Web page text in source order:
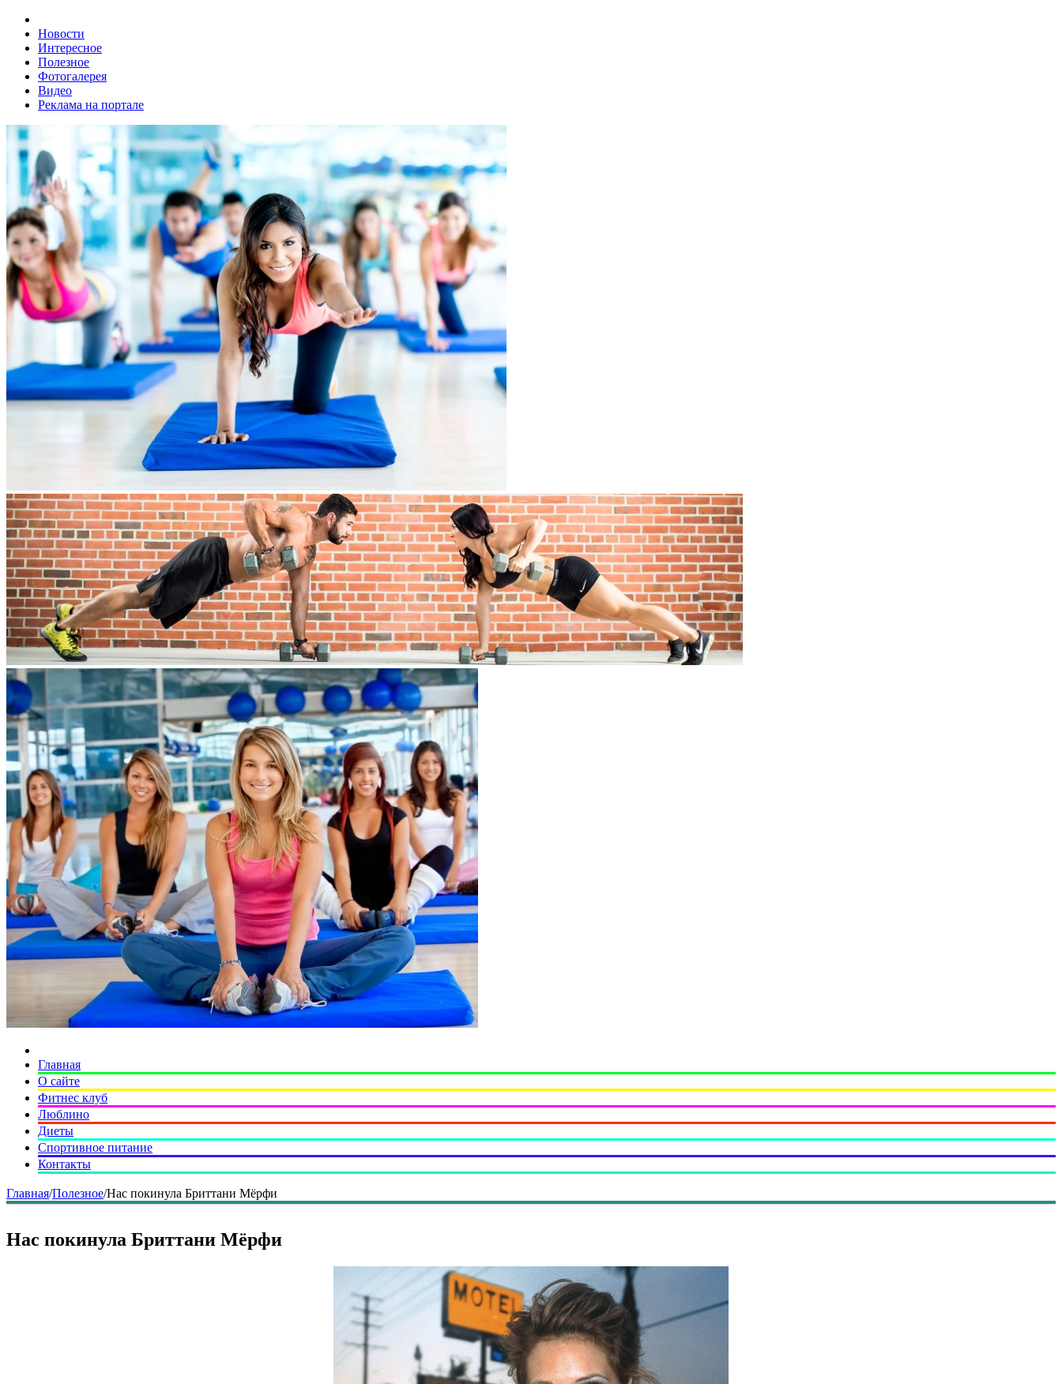
Новости
Интересное
Полезное
Фотогалерея
Видео
Реклама на портале
Главная
О сайте
Фитнес клуб
Люблино
Диеты
Спортивное питание
Контакты
Главная/Полезное/Нас покинула Бриттани Мёрфи
Нас покинула Бриттани Мёрфи